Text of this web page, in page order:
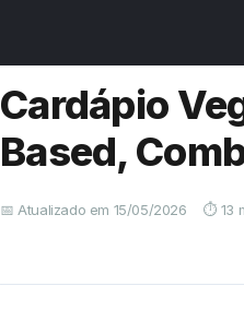
Cardápio
Based,
📅 Atualizado em 15/05/2026 ⏱️ 13